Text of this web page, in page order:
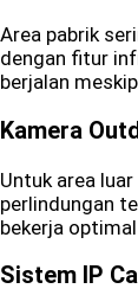
Area pabrik
dengan fitur
berjalan
Kamera
Untuk area
perlindungan
bekerja
Sistem IP